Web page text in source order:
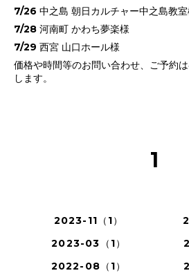
7/26 中之島 朝日カルチャー中之島教室
7/28 河南町 かわち夢楽様
7/29 西宮 山口ホール様
価格や時間等のお問い合わせ、ご予約
します。
1
2023-11（1）
2023-03（1）
2022-08（1）